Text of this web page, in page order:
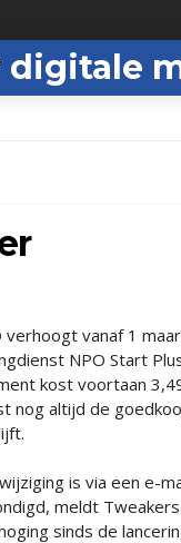
digitale
verhoogt vanaf 1
NPO Start
kost voortaan
nog altijd de
is via een e-
meldt
sinds de